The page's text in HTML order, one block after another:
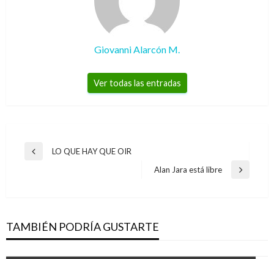
Giovanni Alarcón M.
Ver todas las entradas
Navegación
Entrada
LO QUE HAY QUE OIR
Entrada
Alan Jara está libre
TAMBIÉN PODRÍA GUSTARTE